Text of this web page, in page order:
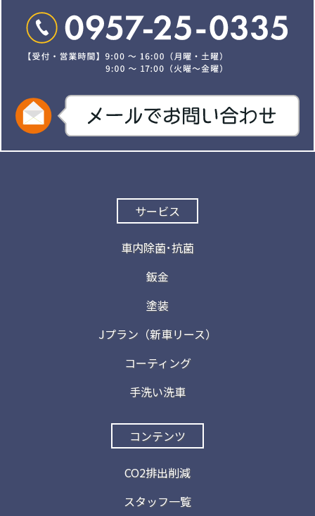
サービス
車内除菌･抗菌
鈑金
塗装
Jプラン（新車リース）
コーティング
手洗い洗車
コンテンツ
CO2排出削減
スタッフ一覧